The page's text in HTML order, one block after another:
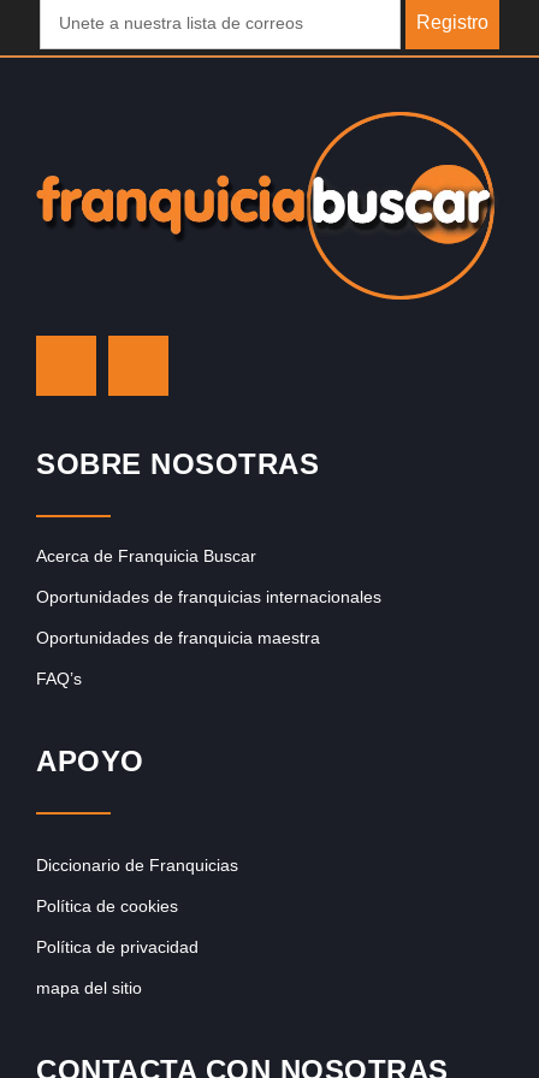
Registro
SOBRE NOSOTRAS
Acerca de Franquicia Buscar
Oportunidades de franquicias internacionales
Oportunidades de franquicia maestra
FAQ’s
APOYO
Diccionario de Franquicias
Política de cookies
Política de privacidad
mapa del sitio
CONTACTA CON NOSOTRAS